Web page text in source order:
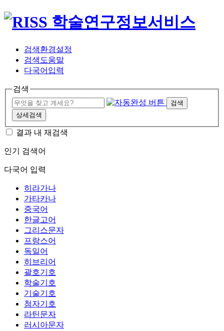
검색환경설정
검색도움말
다국어입력
검색
검색
상세검색
결과 내 재검색
인기 검색어
다국어 입력
히라가나
가타카나
중국어
한글고어
그리스문자
프랑스어
독일어
히브리어
괄호기호
학술기호
기술기호
첨자기호
라틴문자
러시아문자